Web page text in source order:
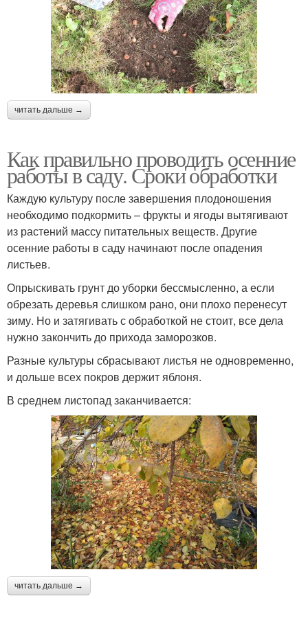
читать дальше →
Как правильно проводить осенние
работы в саду. Сроки обработки
Каждую культуру после завершения плодоношения
необходимо подкормить – фрукты и ягоды вытягивают
из растений массу питательных веществ. Другие
осенние работы в саду начинают после опадения
листьев.
Опрыскивать грунт до уборки бессмысленно, а если
обрезать деревья слишком рано, они плохо перенесут
зиму. Но и затягивать с обработкой не стоит, все дела
нужно закончить до прихода заморозков.
Разные культуры сбрасывают листья не одновременно,
и дольше всех покров держит яблоня.
В среднем листопад заканчивается:
читать дальше →